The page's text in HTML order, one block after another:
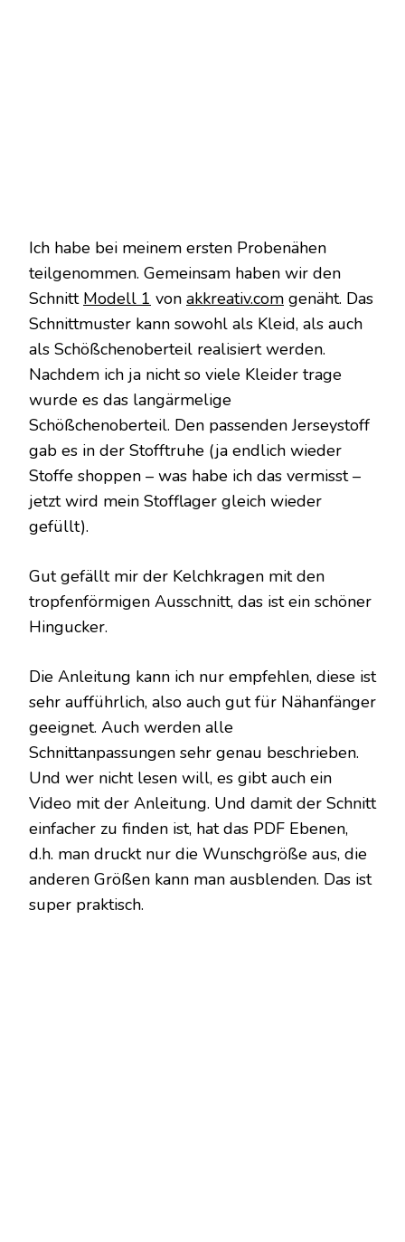
Ich habe bei meinem ersten Probenähen
teilgenommen. Gemeinsam haben wir den
Schnitt Modell 1 von akkreativ.com genäht. Das
Schnittmuster kann sowohl als Kleid, als auch
als Schößchenoberteil realisiert werden.
Nachdem ich ja nicht so viele Kleider trage
wurde es das langärmelige
Schößchenoberteil. Den passenden Jerseystoff
gab es in der Stofftruhe (ja endlich wieder
Stoffe shoppen – was habe ich das vermisst –
jetzt wird mein Stofflager gleich wieder
gefüllt).
Gut gefällt mir der Kelchkragen mit den
tropfenförmigen Ausschnitt, das ist ein schöner
Hingucker.
Die Anleitung kann ich nur empfehlen, diese ist
sehr aufführlich, also auch gut für Nähanfänger
geeignet. Auch werden alle
Schnittanpassungen sehr genau beschrieben.
Und wer nicht lesen will, es gibt auch ein
Video mit der Anleitung. Und damit der Schnitt
einfacher zu finden ist, hat das PDF Ebenen,
d.h. man druckt nur die Wunschgröße aus, die
anderen Größen kann man ausblenden. Das ist
super praktisch.